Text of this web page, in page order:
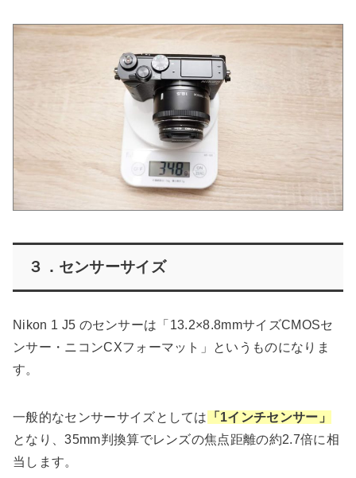
３．センサーサイズ
Nikon 1 J5 のセンサーは「13.2×8.8mmサイズCMOSセ
ンサー・ニコンCXフォーマット」というものになりま
す。
一般的なセンサーサイズとしては
「1インチセンサー」
となり、35mm判換算でレンズの焦点距離の約2.7倍に相
当します。